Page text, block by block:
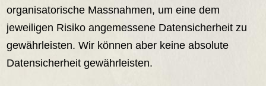
organisatorische Massnahmen, um eine dem
jeweiligen Risiko angemessene Datensicherheit zu
gewährleisten. Wir können aber keine absolute
Datensicherheit gewährleisten.